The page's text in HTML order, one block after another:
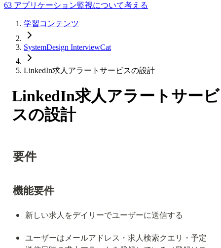
63 アプリケーション監視について考える
学習コンテンツ
SystemDesign InterviewCat
LinkedIn求人アラートサービスの設計
LinkedIn求人アラートサービ
スの設計
要件
機能要件
新しい求人をデイリーでユーザーに送信する
ユーザーはメールアドレス・求人検索クエリ・予定